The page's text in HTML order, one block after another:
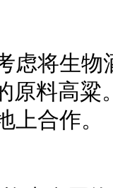
将生物
原料高
上合作。